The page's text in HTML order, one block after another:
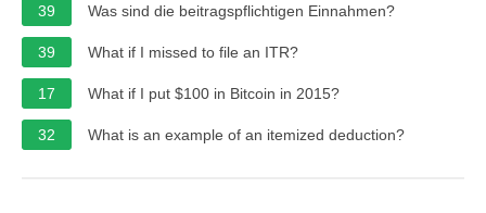
39 Was sind die beitragspflichtigen Einnahmen?
39 What if I missed to file an ITR?
17 What if I put $100 in Bitcoin in 2015?
32 What is an example of an itemized deduction?